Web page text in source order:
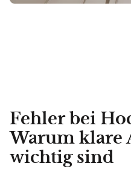
Fehler bei
Warum klare
wichtig sind